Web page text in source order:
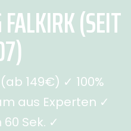
(SEIT
149€) ✓ 100%
aus Experten ✓
Sek. ✓